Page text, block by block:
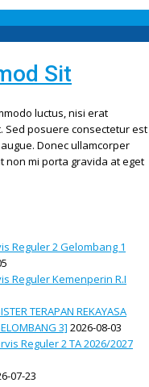
Sit
luctus, nisi erat
Sed posuere consectetur est
Donec ullamcorper
non mi porta gravida at eget
Reguler 2 Gelombang 1
Reguler Kemenperin R.I
TERAPAN REKAYASA
3] 2026-08-03
Reguler 2 TA 2026/2027
07-23